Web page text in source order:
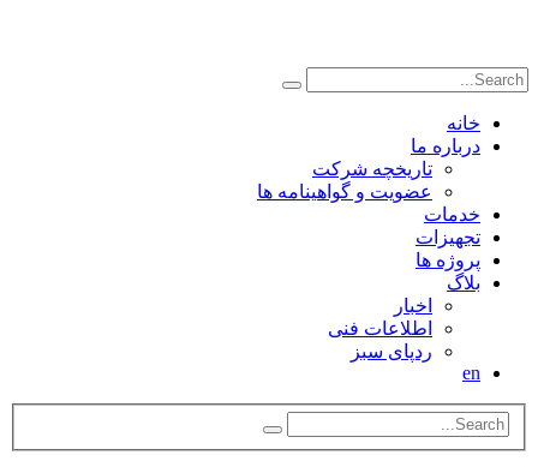
خانه
درباره ما
تاریخچه شرکت
عضویت و گواهینامه ها
خدمات
تجهیزات
پروژه ها
بلاگ
اخبار
اطلاعات فنی
ردپای سبز
en